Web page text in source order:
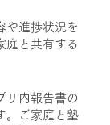
や進捗状況を
庭と共有する
リ内報告書の
。ご家庭と塾